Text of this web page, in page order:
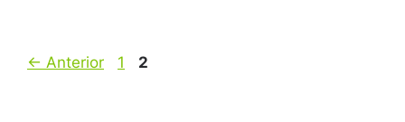
← Anterior 1 2